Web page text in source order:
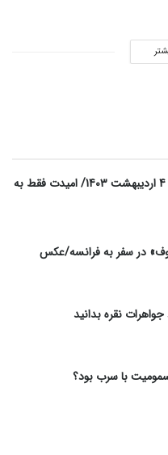
فال ابجد امروز سه شنبه 4 اردیبهشت 1403/ امیدت فقط به
در سفر به فرانسه/عکس
نقره بدانید
با سرب بود؟